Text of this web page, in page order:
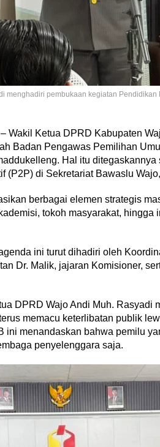
menghadiri pembukaan kegiatan
Wakil Ketua DPRD Kabupaten
Badan Pengawas Pemilihan
Hal itu
(P2P) di Sekretariat Bawaslu
berbagai elemen strategis
tokoh masyarakat, hingga
ini turut dihadiri oleh
Dr. Malik, jajaran Komisioner,
DPRD Wajo Andi Muh. Rasyadi
memacu keterlibatan publik
ini menandaskan bahwa pemilu
penyelenggara saja.